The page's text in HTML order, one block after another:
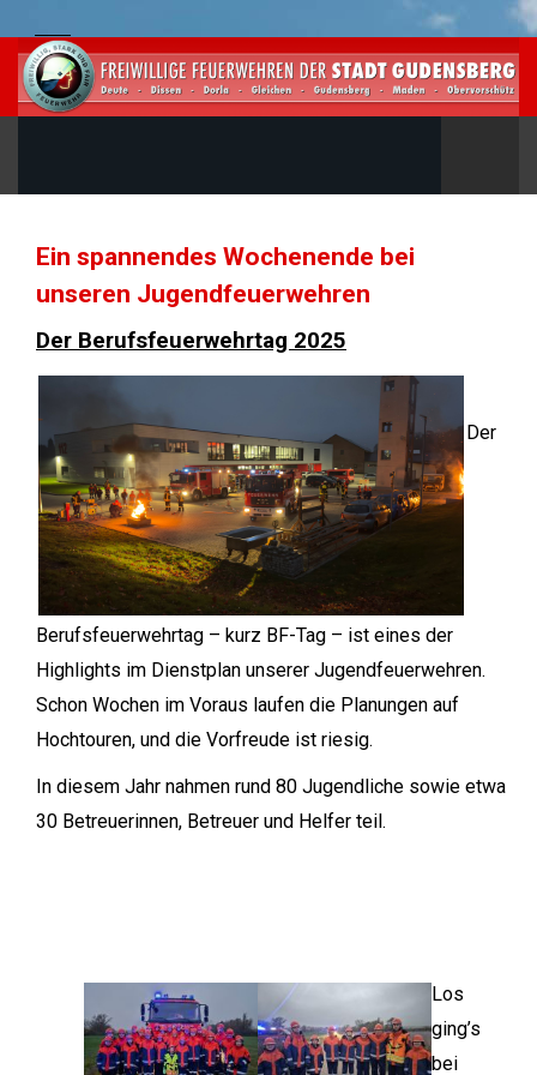
Ein spannendes Wochenende bei
unseren Jugendfeuerwehren
Der Berufsfeuerwehrtag 2025
Der
Berufsfeuerwehrtag – kurz BF-Tag – ist eines der
Highlights im Dienstplan unserer Jugendfeuerwehren.
Schon Wochen im Voraus laufen die Planungen auf
Hochtouren, und die Vorfreude ist riesig.
In diesem Jahr nahmen rund 80 Jugendliche sowie etwa
30 Betreuerinnen, Betreuer und Helfer teil.
Los
ging’s
bei